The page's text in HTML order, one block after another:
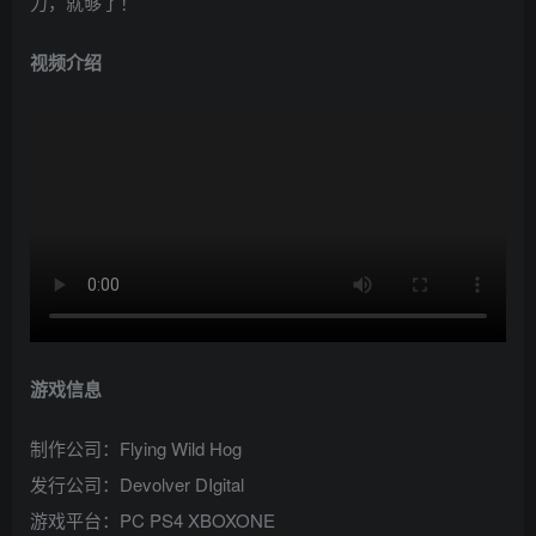
视频介绍
游戏信息
制作公司：Flying Wild Hog
发行公司：Devolver DIgital
游戏平台：PC PS4 XBOXONE